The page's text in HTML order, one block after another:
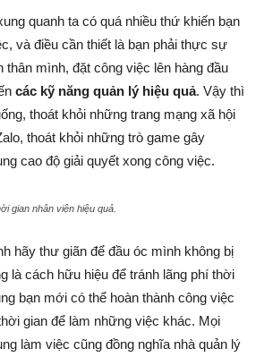
quanh ta có quá nhiều thứ khiến bạn
và điều cần thiết là bạn phải thực sự
thân mình, đặt công việc lên hàng đầu
các kỹ năng quản lý hiệu quả. Vậy thì
thoát khỏi những trang mạng xã hội
thoát khỏi những trò game gây
cao độ giải quyết xong công việc.
gian nhân viên hiệu quả.
hãy thư giãn để đầu óc mình không bị
là cách hữu hiệu để tránh lãng phí thời
bạn mới có thể hoàn thành công việc
gian để làm những việc khác. Mọi
làm việc cũng đồng nghĩa nhà quản lý